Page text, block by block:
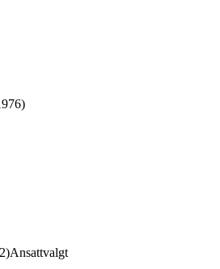
)
)Ansattvalgt